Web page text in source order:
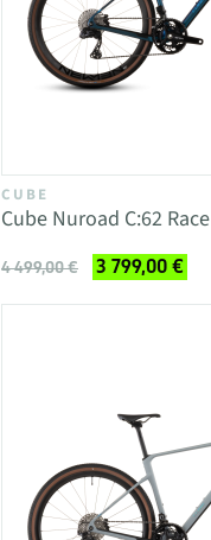
CUBE
Cube Nuroad C:62 Race
4 499,00 € 3 799,00 €